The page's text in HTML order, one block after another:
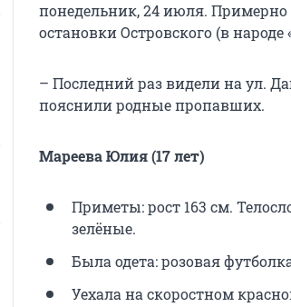
понедельник, 24 июля. Примерно
остановки Островского (в
– Последний раз видели на ул.
пояснили родные пропавших.
Мареева Юлия (17 лет)
Приметы: рост 163 см.
зелёные.
Была одета: розовая
Уехала на скоростном